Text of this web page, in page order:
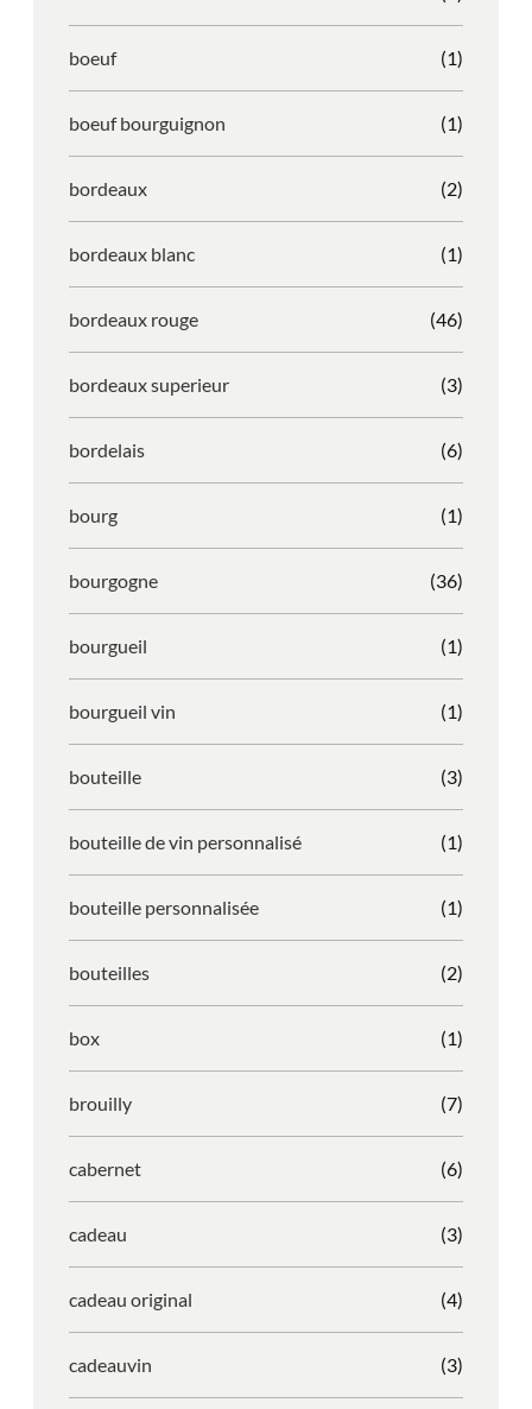
boeuf (1)
boeuf bourguignon (1)
bordeaux (2)
bordeaux blanc (1)
bordeaux rouge (46)
bordeaux superieur (3)
bordelais (6)
bourg (1)
bourgogne (36)
bourgueil (1)
bourgueil vin (1)
bouteille (3)
bouteille de vin personnalisé (1)
bouteille personnalisée (1)
bouteilles (2)
box (1)
brouilly (7)
cabernet (6)
cadeau (3)
cadeau original (4)
cadeauvin (3)